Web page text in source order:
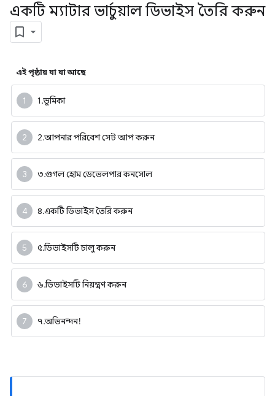
একটি ম্যাটার ভার্চুয়াল ডিভাইস তৈরি করুন
এই পৃষ্ঠায় যা যা আছে
1. ভূমিকা
2. আপনার পরিবেশ সেট আপ করুন
৩. গুগল হোম ডেভেলপার কনসোল
৪. একটি ডিভাইস তৈরি করুন
৫. ডিভাইসটি চালু করুন
৬. ডিভাইসটি নিয়ন্ত্রণ করুন
৭. অভিনন্দন!